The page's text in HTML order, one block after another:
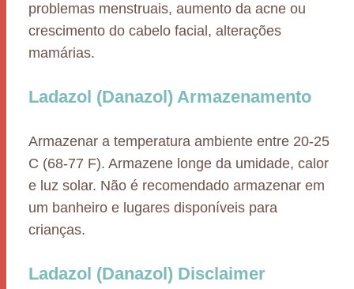
problemas menstruais, aumento da acne ou
crescimento do cabelo facial, alterações
mamárias.
Ladazol (Danazol) Armazenamento
Armazenar a temperatura ambiente entre 20-25
C (68-77 F). Armazene longe da umidade, calor
e luz solar. Não é recomendado armazenar em
um banheiro e lugares disponíveis para
crianças.
Ladazol (Danazol) Disclaimer